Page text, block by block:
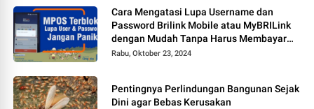
Cara Mengatasi Lupa Username dan
Password Brilink Mobile atau MyBRILink
dengan Mudah Tanpa Harus Membayar
Jasa
Rabu, Oktober 23, 2024
Pentingnya Perlindungan Bangunan Sejak
Dini agar Bebas Kerusakan